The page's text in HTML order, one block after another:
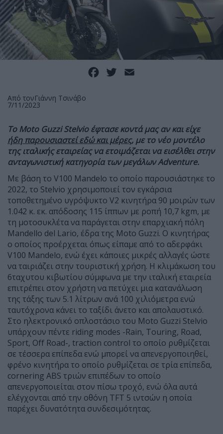
Facebook
Twitter
Από τονΓιάννη Τσινάβο
7/11/2023
Το Moto Guzzi Stelvio έφτασε κοντά μας αν και είχε
ήδη παρουσιαστεί εδώ και μέρες, με το νέο μοντέλο
της ιταλικής εταιρείας να ετοιμάζεται να εισέλθει στην
ανταγωνιστική κατηγορία των μεγάλων Adventure.
Με βάση το V100 Mandelo το οποίο παρουσιάστηκε το
2022, το Stelviο χρησιμοποιεί τον εγκάρσια
τοποθετημένο υγρόψυκτο V2 κινητήρα 90 μοιρών των
1.042 κ. εκ. απόδοσης 115 ίππων με ροπή 10,7 kgm, με
τη μοτοσυκλέτα να παράγεται στην επαρχιακή πόλη
Mandello del Lario, έδρα της Moto Guzzi. Ο κινητήρας
ο οποίος προέρχεται όπως είπαμε από το αδερφάκι
V100 Mandelo, ενώ έχει κάποιες μικρές αλλαγές ώστε
να ταιριάζει στην τουριστική χρήση. Η κλιμάκωση του
6ταχυτου κιβωτίου σύμφωνα με την ιταλική εταιρεία
επιτρέπει στον χρήστη να πετύχει μια κατανάλωση
της τάξης των 5.1 λίτρων ανά 100 χιλιόμετρα ενώ
ταυτόχρονα κάνει το ταξίδι άνετο και απολαυστικό.
Στο ηλεκτρονικό οπλοστάσιο του Moto Guzzi Stelvio
υπάρχουν πέντε riding modes -Rain, Touring, Road,
Sport, Off Road-, traction control το οποίο ρυθμίζεται
σε τέσσερα επίπεδα ενώ μπορεί να απενεργοποιηθεί,
φρένο κινητήρα το οποίο ρυθμίζεται σε τρία επίπεδα,
cornering ABS τριών επιπέδων το οποίο
απενεργοποιείται στον πίσω τροχό, ενώ όλα αυτά
ελέγχονται από την οθόνη TFT 5 ιντσών η οποία
παρέχει δυνατότητα συνδεσιμότητας.